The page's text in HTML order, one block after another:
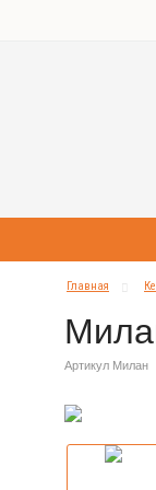
Главная
Артикул Милан